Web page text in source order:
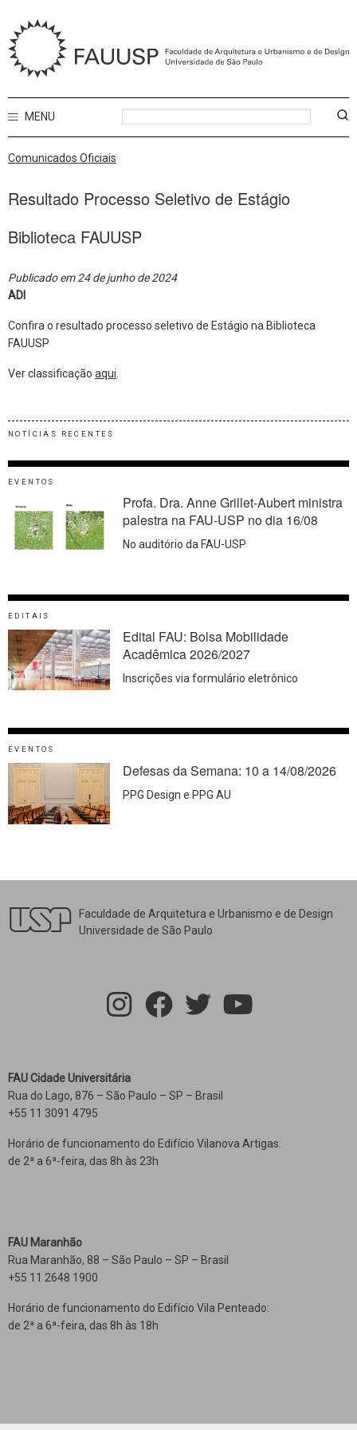
MENU
Comunicados Oficiais
Resultado Processo Seletivo de Estágio
Biblioteca FAUUSP
Publicado em 24 de junho de 2024
ADI
Confira o resultado processo seletivo de Estágio na Biblioteca
FAUUSP
Ver classificação aqui
NOTÍCIAS RECENTES
EVENTOS
Profa. Dra. Anne Grillet-Aubert ministra
palestra na FAU-USP no dia 16/08
No auditório da FAU-USP
EDITAIS
Edital FAU: Bolsa Mobilidade
Acadêmica 2026/2027
Inscrições via formulário eletrônico
EVENTOS
Defesas da Semana: 10 a 14/08/2026
PPG Design e PPG AU
Faculdade de Arquitetura e Urbanismo e de Design
Universidade de São Paulo
FAU Cidade Universitária
Rua do Lago, 876 – São Paulo – SP – Brasil
+55 11 3091 4795
Horário de funcionamento do Edifício Vilanova Artigas:
de 2ª a 6ª-feira, das 8h às 23h
FAU Maranhão
Rua Maranhão, 88 – São Paulo – SP – Brasil
+55 11 2648 1900
Horário de funcionamento do Edifício Vila Penteado:
de 2ª a 6ª-feira, das 8h às 18h